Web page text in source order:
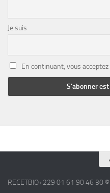
Je suis
En continuant, vous
RECETBIO+229 01 61 90 46 30